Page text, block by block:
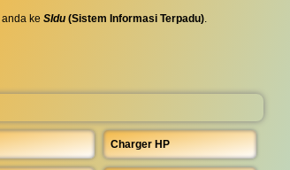
anda ke SIdu (Sistem Informasi Terpadu).
Charger HP